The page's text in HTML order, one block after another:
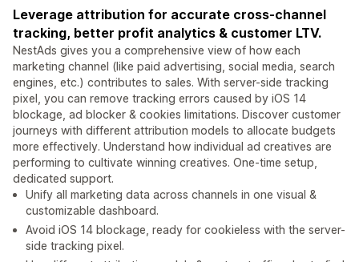
Leverage attribution for accurate cross-channel
tracking, better profit analytics & customer LTV.
NestAds gives you a comprehensive view of how each
marketing channel (like paid advertising, social media, search
engines, etc.) contributes to sales. With server-side tracking
pixel, you can remove tracking errors caused by iOS 14
blockage, ad blocker & cookies limitations. Discover customer
journeys with different attribution models to allocate budgets
more effectively. Understand how individual ad creatives are
performing to cultivate winning creatives. One-time setup,
dedicated support.
Unify all marketing data across channels in one visual &
customizable dashboard.
Avoid iOS 14 blockage, ready for cookieless with the server-
side tracking pixel.